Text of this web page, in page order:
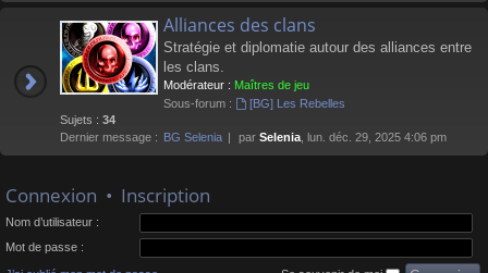
Alliances des clans
Stratégie et diplomatie autour des alliances entre
les clans.
Modérateur : Maîtres de jeu
Sous-forum :
[BG] Les Rebelles
Sujets : 34
Dernier message : BG Selenia par Selenia , lun. déc. 29, 2025 4:06 pm
Connexion • Inscription
Nom d’utilisateur :
Mot de passe :